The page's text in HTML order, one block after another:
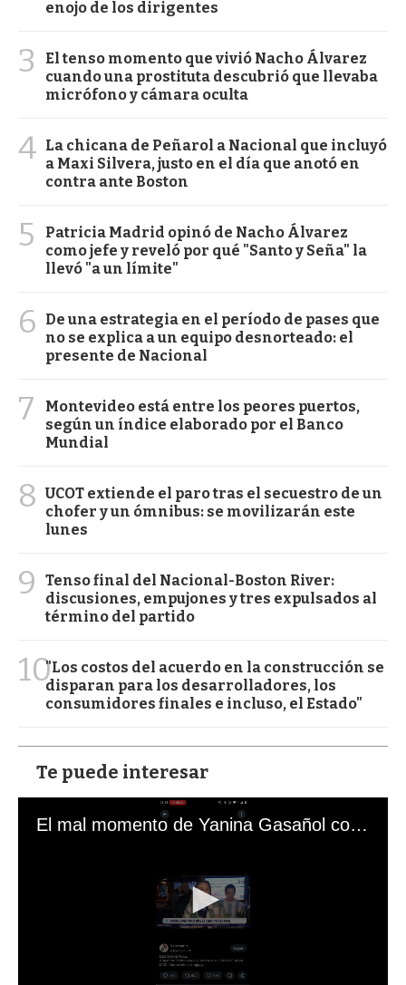
enojo de los dirigentes
3
El tenso momento que vivió Nacho Álvarez
cuando una prostituta descubrió que llevaba
micrófono y cámara oculta
4 La chicana de Peñarol a Nacional que incluyó
a Maxi Silvera, justo en el día que anotó en
contra ante Boston
5
Patricia Madrid opinó de Nacho Álvarez
como jefe y reveló por qué "Santo y Seña" la
llevó "a un límite"
6
De una estrategia en el período de pases que
no se explica a un equipo desnorteado: el
presente de Nacional
7
Montevideo está entre los peores puertos,
según un índice elaborado por el Banco
Mundial
8 UCOT extiende el paro tras el secuestro de un
chofer y un ómnibus: se movilizarán este
lunes
9
Tenso final del Nacional-Boston River:
discusiones, empujones y tres expulsados al
término del partido
10"Los costos del acuerdo en la construcción se
disparan para los desarrolladores, los
consumidores finales e incluso, el Estado"
Te puede interesar
El mal momento de Yanina Gasañol con un hincha argentino en "Subrayado"